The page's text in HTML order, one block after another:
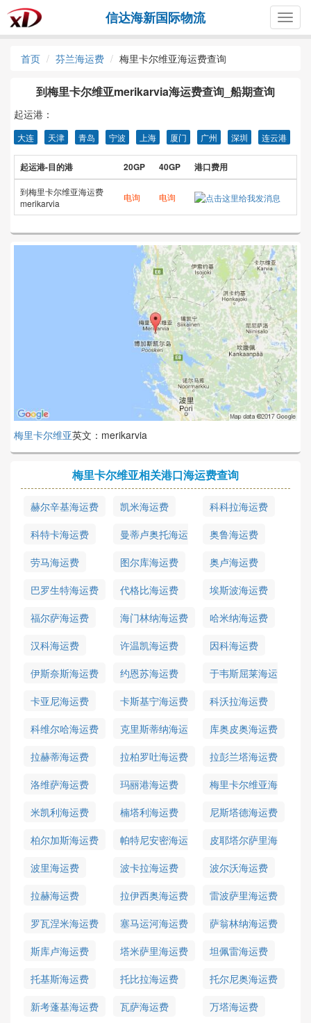
信达海新国际物流
首页 芬兰海运费 梅里卡尔维亚海运费查询
到梅里卡尔维亚merikarvia海运费查询_船期查询
起运港：
大连 天津 青岛 宁波 上海 厦门 广州 深圳 连云港
起运港-目的港 20GP 40GP 港口费用
到梅里卡尔维亚海运费
merikarvia
电询 电询
梅里卡尔维亚英文：merikarvia
梅里卡尔维亚相关港口海运费查询
赫尔辛基海运费 凯米海运费
科科拉海运费
科特卡海运费
曼蒂卢奥托海运
奥鲁海运费
劳马海运费
图尔库海运费
奥卢海运费
巴罗生特海运费
代格比海运费
埃斯波海运费
福尔萨海运费
海门林纳海运费
哈米纳海运费
汉科海运费
许温凯海运费
因科海运费
伊斯奈斯海运费
约恩苏海运费
于韦斯屈莱海运
卡亚尼海运费 卡斯基宁海运费
科沃拉海运费
科维尔哈海运费
克里斯蒂纳海运
费
库奥皮奥海运费
拉赫蒂海运费
拉柏罗吐海运费
拉彭兰塔海运费
洛维萨海运费
玛丽港海运费
梅里卡尔维亚海
运费
米凯利海运费 楠塔利海运费
尼斯塔德海运费
柏尔加斯海运费
帕特尼安密海运
皮耶塔尔萨里海
运费
波里海运费 波卡拉海运费
波尔沃海运费
拉赫海运费
拉伊西奥海运费
雷波萨里海运费
罗瓦涅米海运费
塞马运河海运费
萨翁林纳海运费
斯库卢海运费
塔米萨里海运费
坦佩雷海运费
托基斯海运费
托比拉海运费
托尔尼奥海运费
新考蓬基海运费
瓦萨海运费
万塔海运费